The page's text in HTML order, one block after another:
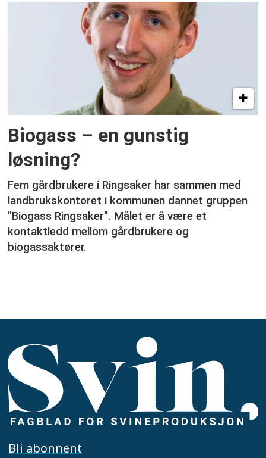
Biogass – en gunstig
løsning?
Fem gårdbrukere i Ringsaker har sammen med
landbrukskontoret i kommunen dannet gruppen
"Biogass Ringsaker". Målet er å være et
kontaktledd mellom gårdbrukere og
biogassaktører.
Bli abonnent